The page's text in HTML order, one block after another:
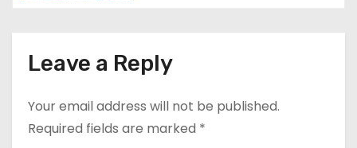
nLeave a Reply
Your email address will not be published.
Required fields are marked *